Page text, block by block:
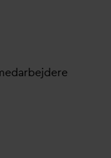
darbejdere